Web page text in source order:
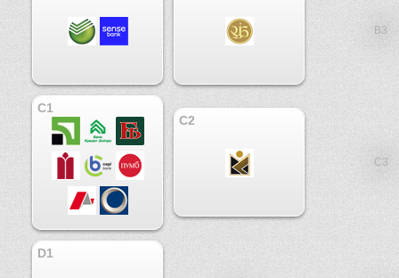
B3
C1
C2
C3
D1